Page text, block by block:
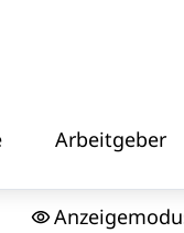
Arbeitgeber